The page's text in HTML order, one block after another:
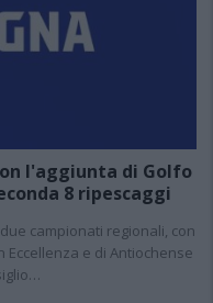
l'aggiunta di Golfo
8 ripescaggi
campionati regionali, con
Eccellenza e di Antiochense